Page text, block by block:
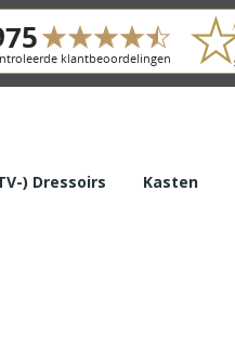
) Dressoirs Kasten